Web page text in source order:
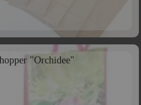
"Orchidee"